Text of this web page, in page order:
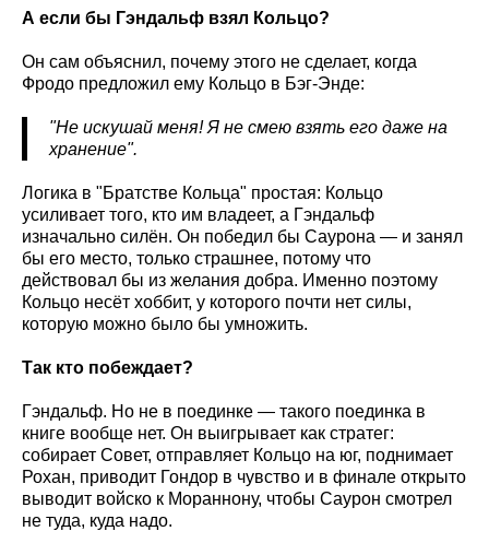
А если бы Гэндальф взял Кольцо?
Он сам объяснил, почему этого не сделает, когда
Фродо предложил ему Кольцо в Бэг-Энде:
"Не искушай меня! Я не смею взять его даже на
хранение".
Логика в "Братстве Кольца" простая: Кольцо
усиливает того, кто им владеет, а Гэндальф
изначально силён. Он победил бы Саурона — и занял
бы его место, только страшнее, потому что
действовал бы из желания добра. Именно поэтому
Кольцо несёт хоббит, у которого почти нет силы,
которую можно было бы умножить.
Так кто побеждает?
Гэндальф. Но не в поединке — такого поединка в
книге вообще нет. Он выигрывает как стратег:
собирает Совет, отправляет Кольцо на юг, поднимает
Рохан, приводит Гондор в чувство и в финале открыто
выводит войско к Мораннону, чтобы Саурон смотрел
не туда, куда надо.